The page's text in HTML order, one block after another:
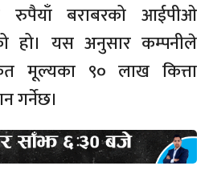
रुपैयाँ बराबरको आईपीओ
हो। यस अनुसार कम्पनीले
मूल्यका ९० लाख कित्ता
गर्नेछ।